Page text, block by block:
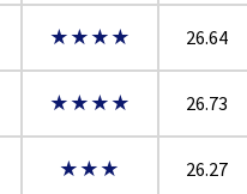
★★★★ 26.64
★★★★ 26.73
★★★ 26.27